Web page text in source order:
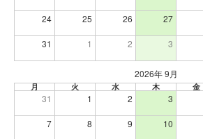
24 25 26 27
31 1 2 3
2026年 9月
月 火 水 木 金
31 1 2 3
7 8 9 10